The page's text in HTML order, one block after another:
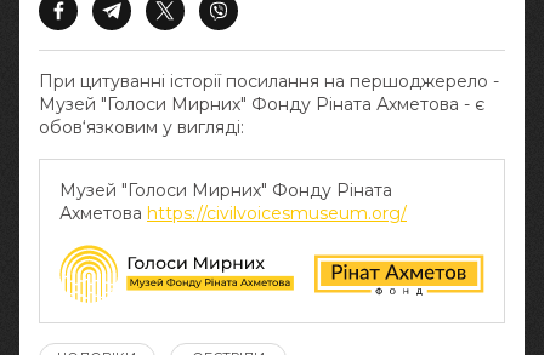
При цитуванні історії посилання на першоджерело -
Музей "Голоси Мирних" Фонду Ріната Ахметова - є
обов‘язковим у вигляді:
Музей "Голоси Мирних" Фонду Ріната
Ахметова https://civilvoicesmuseum.org/